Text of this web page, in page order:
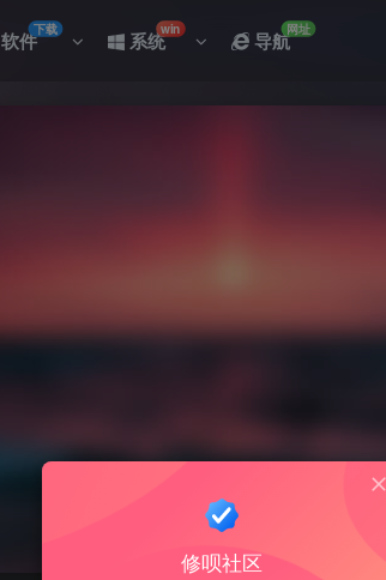
软件下载 系统win 导航网址
修呗社区